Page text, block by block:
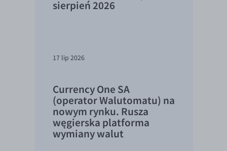
sierpień 2026
17 lip 2026
Currency One SA
(operator Walutomatu) na
nowym rynku. Rusza
węgierska platforma
wymiany walut